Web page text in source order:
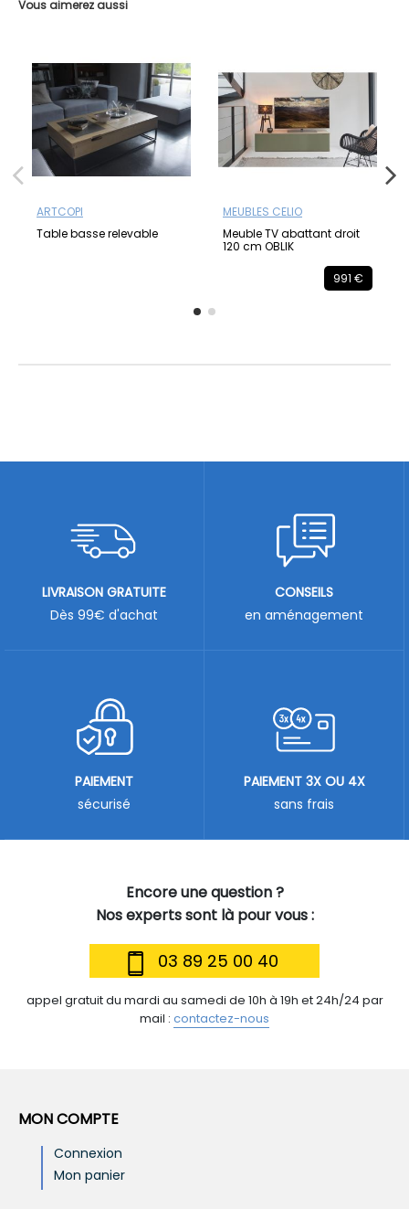
Vous aimerez aussi
ARTCOPI
Table basse relevable
MEUBLES CELIO
Meuble TV abattant droit
120 cm OBLIK
991 €
Encore une question ?
Nos experts sont là pour vous :
03 89 25 00 40
appel gratuit du mardi au samedi de 10h à 19h et 24h/24 par
mail : contactez-nous
LIVRAISON GRATUITE
Dès 99€ d'achat
CONSEILS
en aménagement
PAIEMENT
sécurisé
PAIEMENT 3X OU 4X
sans frais
MON COMPTE
Connexion
Mon panier